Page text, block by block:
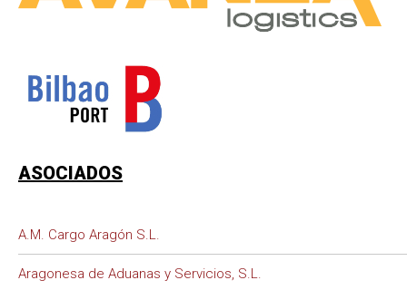
ASOCIADOS
A.M. Cargo Aragón S.L.
Aragonesa de Aduanas y Servicios, S.L.